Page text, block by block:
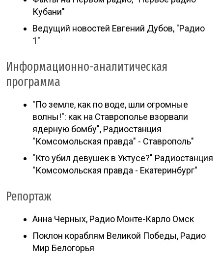
Кубани"
Ведущий новостей Евгений Дубов, "Радио
1"
Информационно-аналитическая
программа
"По земле, как по воде, шли огромные
волны!": как на Ставрополье взорвали
ядерную бомбу", Радиостанция
"Комсомольская правда" - Ставрополь"
"Кто убил девушек в Уктусе?" Радиостанция
"Комсомольская правда - Екатеринбург"
Репортаж
Анна Черных, Радио Монте-Карло Омск
Поклон кораблям Великой Победы, Радио
Мир Белогорья